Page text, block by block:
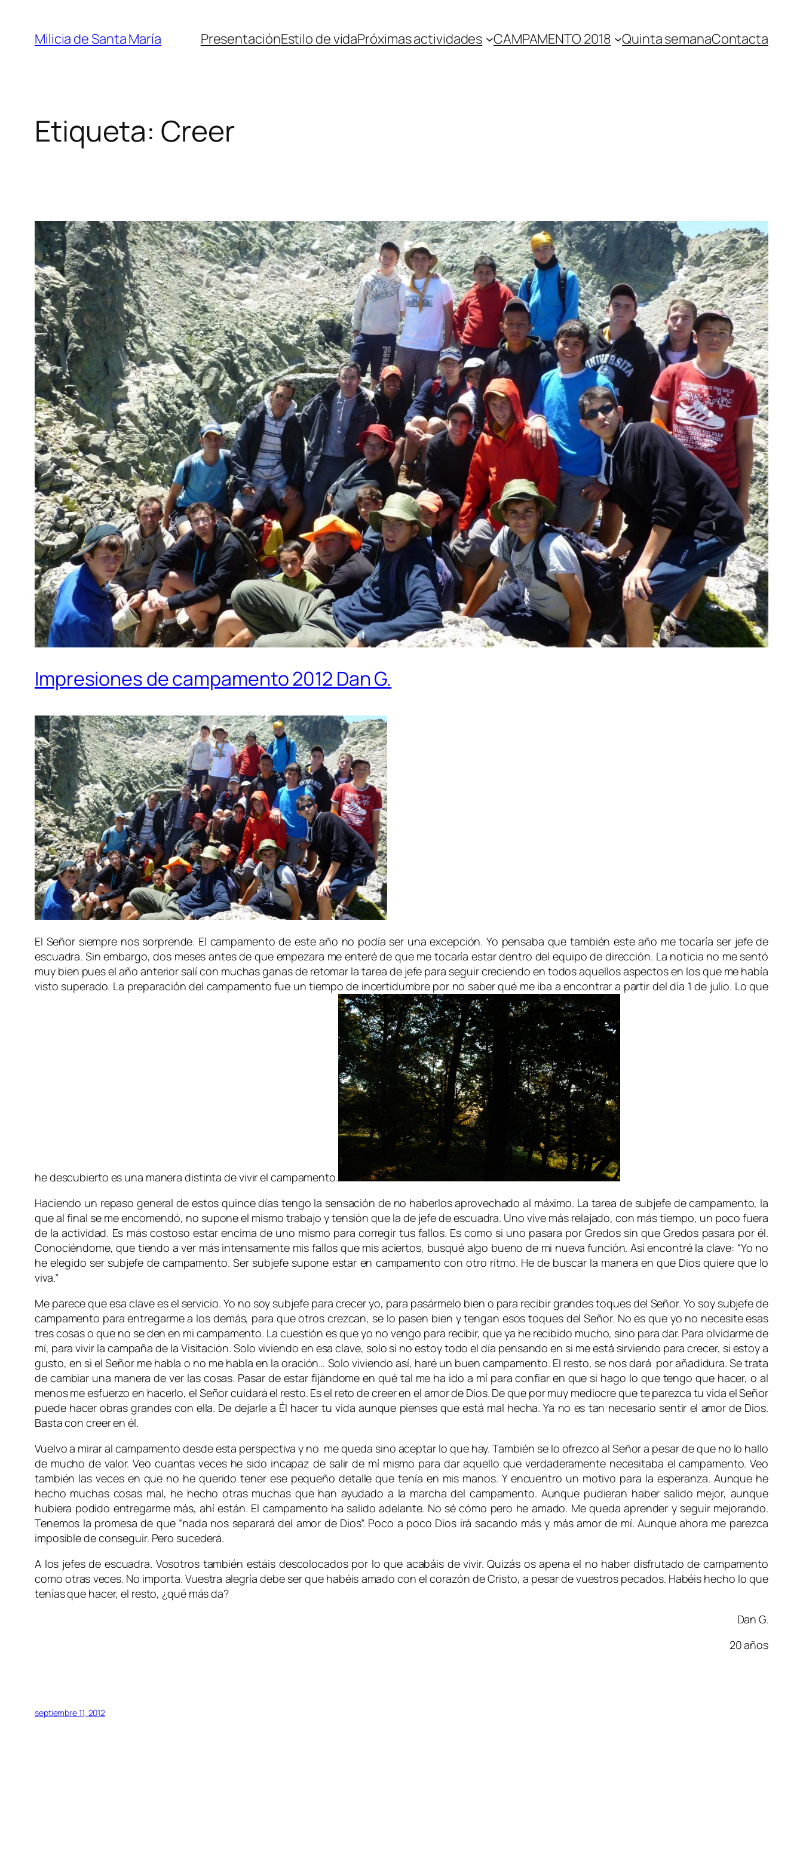
contenido
Milicia de Santa María PresentaciónEstilo de vidaPróximas actividades CAMPAMENTO 2018 Quinta semanaContacta
Etiqueta: Creer
Impresiones de campamento 2012 Dan G.
El Señor siempre nos sorprende. El campamento de este año no podía ser una excepción. Yo pensaba que también este año me tocaría ser jefe de
escuadra. Sin embargo, dos meses antes de que empezara me enteré de que me tocaría estar dentro del equipo de dirección. La noticia no me sentó
muy bien pues el año anterior salí con muchas ganas de retomar la tarea de jefe para seguir creciendo en todos aquellos aspectos en los que me había
visto superado. La preparación del campamento fue un tiempo de incertidumbre por no saber qué me iba a encontrar a partir del día 1 de julio. Lo que
he descubierto es una manera distinta de vivir el campamento.
Haciendo un repaso general de estos quince días tengo la sensación de no haberlos aprovechado al máximo. La tarea de subjefe de campamento, la
que al final se me encomendó, no supone el mismo trabajo y tensión que la de jefe de escuadra. Uno vive más relajado, con más tiempo, un poco fuera
de la actividad. Es más costoso estar encima de uno mismo para corregir tus fallos. Es como si uno pasara por Gredos sin que Gredos pasara por él.
Conociéndome, que tiendo a ver más intensamente mis fallos que mis aciertos, busqué algo bueno de mi nueva función. Así encontré la clave: “Yo no
he elegido ser subjefe de campamento. Ser subjefe supone estar en campamento con otro ritmo. He de buscar la manera en que Dios quiere que lo
viva.”
Me parece que esa clave es el servicio. Yo no soy subjefe para crecer yo, para pasármelo bien o para recibir grandes toques del Señor. Yo soy subjefe de
campamento para entregarme a los demás, para que otros crezcan, se lo pasen bien y tengan esos toques del Señor. No es que yo no necesite esas
tres cosas o que no se den en mi campamento. La cuestión es que yo no vengo para recibir, que ya he recibido mucho, sino para dar. Para olvidarme de
mí, para vivir la campaña de la Visitación. Solo viviendo en esa clave, solo si no estoy todo el día pensando en si me está sirviendo para crecer, si estoy a
gusto, en si el Señor me habla o no me habla en la oración… Solo viviendo así, haré un buen campamento. El resto, se nos dará por añadidura. Se trata
de cambiar una manera de ver las cosas. Pasar de estar fijándome en qué tal me ha ido a mí para confiar en que si hago lo que tengo que hacer, o al
menos me esfuerzo en hacerlo, el Señor cuidará el resto. Es el reto de creer en el amor de Dios. De que por muy mediocre que te parezca tu vida el Señor
puede hacer obras grandes con ella. De dejarle a Él hacer tu vida aunque pienses que está mal hecha. Ya no es tan necesario sentir el amor de Dios.
Basta con creer en él.
Vuelvo a mirar al campamento desde esta perspectiva y no me queda sino aceptar lo que hay. También se lo ofrezco al Señor a pesar de que no lo hallo
de mucho de valor. Veo cuantas veces he sido incapaz de salir de mí mismo para dar aquello que verdaderamente necesitaba el campamento. Veo
también las veces en que no he querido tener ese pequeño detalle que tenía en mis manos. Y encuentro un motivo para la esperanza. Aunque he
hecho muchas cosas mal, he hecho otras muchas que han ayudado a la marcha del campamento. Aunque pudieran haber salido mejor, aunque
hubiera podido entregarme más, ahí están. El campamento ha salido adelante. No sé cómo pero he amado. Me queda aprender y seguir mejorando.
Tenemos la promesa de que “nada nos separará del amor de Dios”. Poco a poco Dios irá sacando más y más amor de mí. Aunque ahora me parezca
imposible de conseguir. Pero sucederá.
A los jefes de escuadra. Vosotros también estáis descolocados por lo que acabáis de vivir. Quizás os apena el no haber disfrutado de campamento
como otras veces. No importa. Vuestra alegría debe ser que habéis amado con el corazón de Cristo, a pesar de vuestros pecados. Habéis hecho lo que
tenías que hacer, el resto, ¿qué más da?
Dan G.
20 años
septiembre 11, 2012